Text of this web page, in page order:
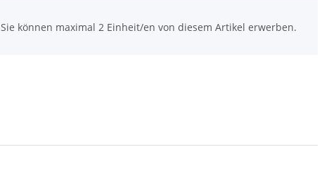
Sie können maximal 2 Einheit/en von diesem Artikel erwerben.